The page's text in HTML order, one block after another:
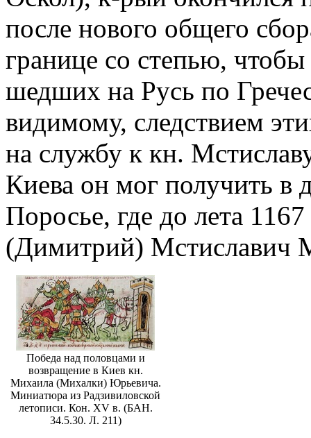
после нового общего
границе со степью, чтобы
шедших на Русь по
видимому, следствием
на службу к кн.
Киева он мог получить в
Поросье, где до лета
(Димитрий) Мстиславич
Победа над половцами и
возвращение в Киев кн.
Михаила (Михалки) Юрьевича.
Миниатюра из Радзивиловской
летописи. Кон. XV в. (БАН.
34.5.30. Л. 211)